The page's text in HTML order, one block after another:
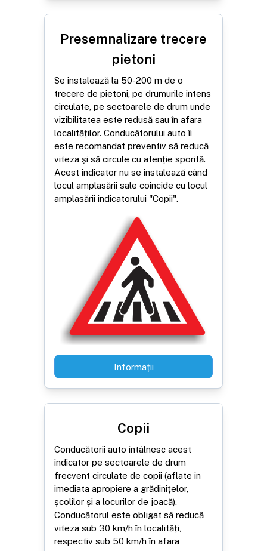
Presemnalizare trecere
pietoni
Se instalează la 50-200 m de o
trecere de pietoni, pe drumurile intens
circulate, pe sectoarele de drum unde
vizibilitatea este redusă sau în afara
localităților. Conducătorului auto îi
este recomandat preventiv să reducă
viteza și să circule cu atenție sporită.
Acest indicator nu se instalează când
locul amplasării sale coincide cu locul
amplasării indicatorului "Copii".
Informații
Copii
Conducătorii auto întâlnesc acest
indicator pe sectoarele de drum
frecvent circulate de copii (aflate în
imediata apropiere a grădinițelor,
școlilor și a locurilor de joacă).
Conducătorul este obligat să reducă
viteza sub 30 km/h în localități,
respectiv sub 50 km/h în afara